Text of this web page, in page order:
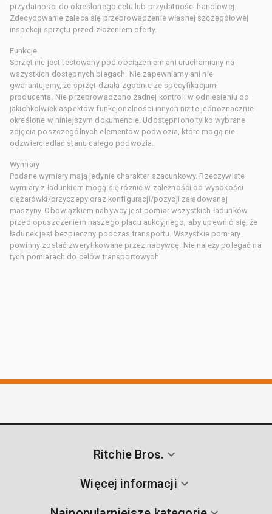
przydatności do określonego celu lub przydatności handlowej.
Zdecydowanie zaleca się przeprowadzenie własnej szczegółowej
inspekcji sprzętu przed złożeniem oferty.
Funkcje
Sprzęt nie jest testowany pod obciążeniem ani uruchamiany na
wszystkich dostępnych biegach. Nie zapewniamy ani nie
gwarantujemy, że sprzęt działa zgodnie ze specyfikacjami
producenta. Nie przeprowadzono żadnej kontroli w odniesieniu do
jakichkolwiek aspektów funkcjonalności innych niż te jednoznacznie
określone w niniejszym dokumencie. Udostępniono tylko wybrane
zdjęcia poszczególnych elementów podwozia, które mogą nie
odzwierciedlać stanu całego podwozia.
Wymiary
Podane wymiary mają jedynie charakter szacunkowy. Rzeczywiste
wymiary z ładunkiem mogą się różnić w zależności od wysokości
ciężarówki/przyczepy oraz konfiguracji/pozycji załadowanej
maszyny. Obowiązkiem nabywcy jest pomiar wszystkich ładunków
przed opuszczeniem naszego placu aukcyjnego, aby upewnić się, że
ładunek jest bezpieczny podczas transportu. Wszystkie pomiary
powinny zostać zweryfikowane przez nabywcę. Nie należy polegać na
tych pomiarach do celów transportowych.
Ritchie Bros.
Więcej informacji